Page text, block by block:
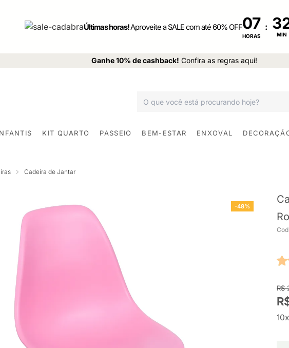
Últimas horas!Aproveite a SALE com até 60% OFF07
HORAS
:
MIN
Ganhe 10% de cashback! Confira as regras aqui!
KIT QUARTO PASSEIO BEM-ESTAR ENXOVAL
Cadeira de Jantar
-48%
R$